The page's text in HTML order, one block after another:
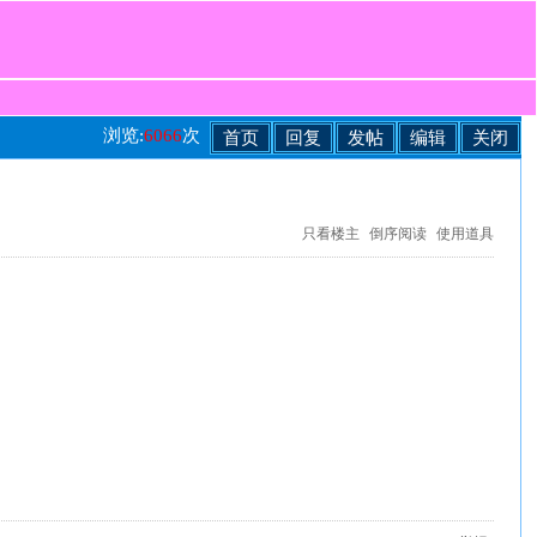
关闭
编辑
发帖
回复
首页
浏览:6066次
只看楼主 倒序阅读 使用道具